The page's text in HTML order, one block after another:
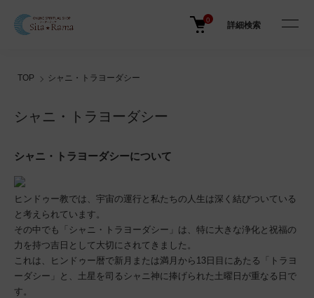
0 詳細検索
TOP シャニ・トラヨーダシー
シャニ・トラヨーダシー
シャニ・トラヨーダシーについて
ヒンドゥー教では、宇宙の運行と私たちの人生は深く結びついている
と考えられています。
その中でも「シャニ・トラヨーダシー」は、特に大きな浄化と祝福の
力を持つ吉日として大切にされてきました。
これは、ヒンドゥー暦で新月または満月から13日目にあたる「トラヨ
ーダシー」と、土星を司るシャニ神に捧げられた土曜日が重なる日で
す。